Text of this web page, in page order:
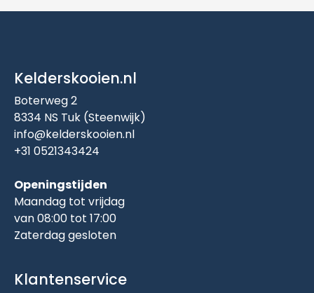
Kelderskooien.nl
Boterweg 2
8334 NS Tuk (Steenwijk)
info@kelderskooien.nl
+31 0521343424
Openingstijden
Maandag tot vrijdag
van 08:00 tot 17:00
Zaterdag gesloten
Klantenservice